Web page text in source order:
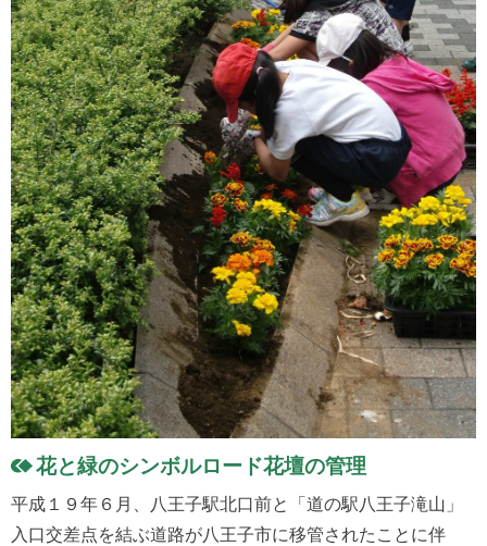
花と緑のシンボルロード花壇の管理
平成１９年６月、八王子駅北口前と「道の駅八王子滝山」
入口交差点を結ぶ道路が八王子市に移管されたことに伴